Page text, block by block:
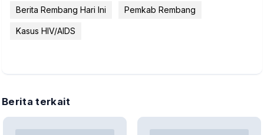
Berita Rembang Hari Ini Pemkab Rembang
Kasus HIV/AIDS
Berita terkait